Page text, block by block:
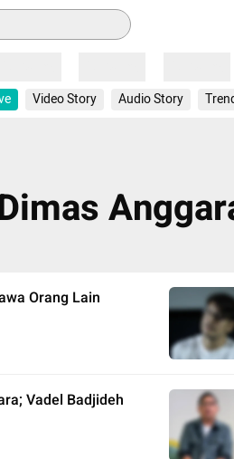
Video Story Audio Story
Orang Lain
Vadel Badjideh